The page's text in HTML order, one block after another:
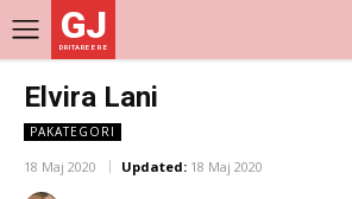
GJ
DRITARE E RE
Elvira Lani
PAKATEGORI
18 Maj 2020 Updated: 18 Maj 2020